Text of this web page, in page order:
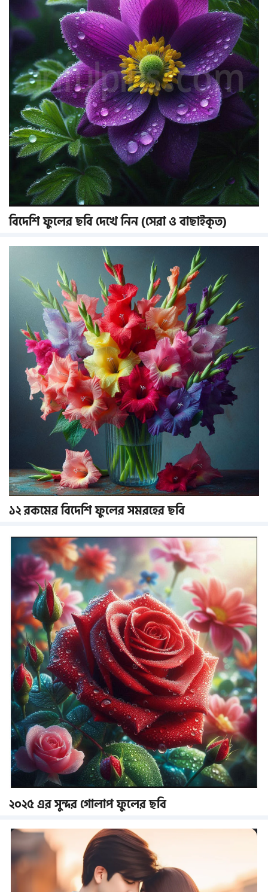
বিদেশি ফুলের ছবি দেখে নিন (সেরা ও বাছাইকৃত)
১২ রকমের বিদেশি ফুলের সমরহের ছবি
২০২৫ এর সুন্দর গোলাপ ফুলের ছবি